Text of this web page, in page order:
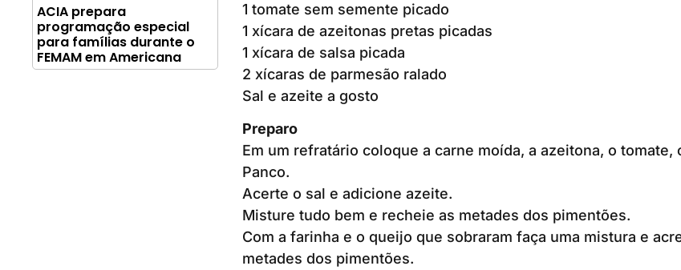
ACIA prepara
programação especial
para famílias durante o
FEMAM em Americana
1 tomate sem semente picado
1 xícara de azeitonas pretas picadas
1 xícara de salsa picada
2 xícaras de parmesão ralado
Sal e azeite a gosto
Preparo
Em um refratário coloque a carne moída, a azeitona, o tomate,
Panco.
Acerte o sal e adicione azeite.
Misture tudo bem e recheie as metades dos pimentões.
Com a farinha e o queijo que sobraram faça uma mistura e
metades dos pimentões.